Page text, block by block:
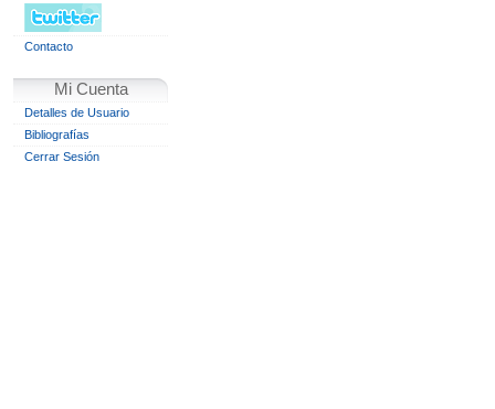
Contacto
Mi Cuenta
Detalles de Usuario
Bibliografías
Cerrar Sesión